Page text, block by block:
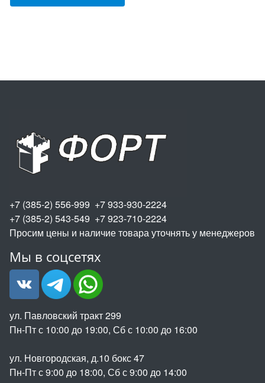
+7 (385-2) 556-999 +7 933-930-2224
+7 (385-2) 543-549 +7 923-710-2224
Просим цены и наличие товара уточнять у менеджеров
Мы в соцсетях
ул. Павловский тракт 299
Пн-Пт с 10:00 до 19:00, Сб с 10:00 до 16:00
ул. Новгородская, д.10 бокс 47
Пн-Пт с 9:00 до 18:00, Сб с 9:00 до 14:00